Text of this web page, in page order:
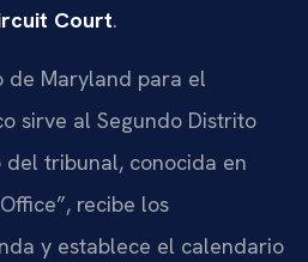
Court.
de Maryland para el
sirve al Segundo Distrito
tribunal, conocida en
recibe los
y establece el calendario